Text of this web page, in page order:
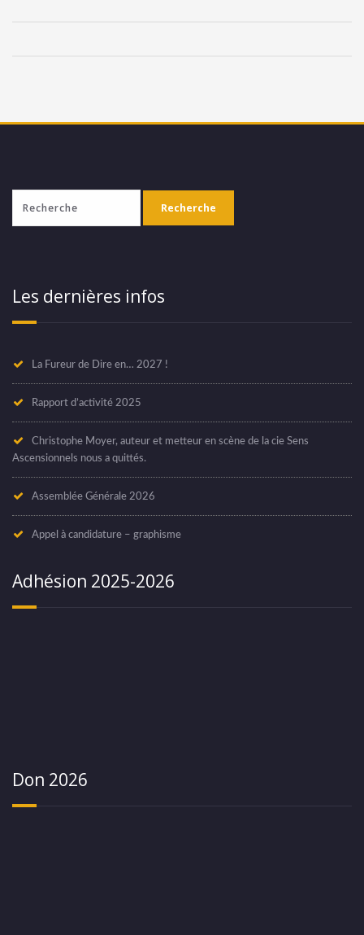
Les dernières infos
La Fureur de Dire en… 2027 !
Rapport d’activité 2025
Christophe Moyer, auteur et metteur en scène de la cie Sens
Ascensionnels nous a quittés.
Assemblée Générale 2026
Appel à candidature – graphisme
Adhésion 2025-2026
Don 2026